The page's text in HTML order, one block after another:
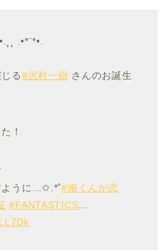
.•*¨*•.
る#沢村一樹 さんのお誕生
！
ように…✩.*˚#南くんが恋
#FANTASTICS